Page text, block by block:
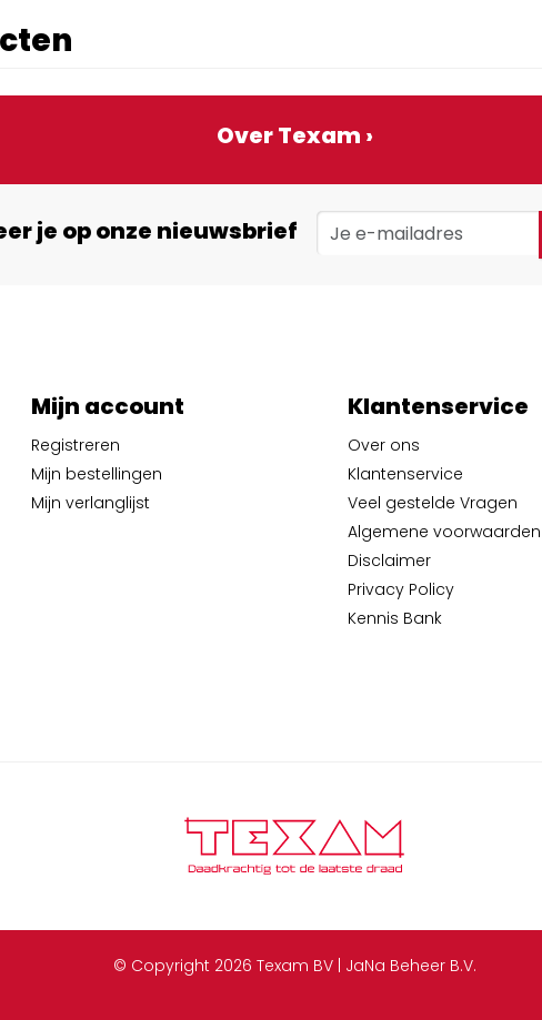
Over Texam ›
je op onze nieuwsbrief
Mijn account
Registreren
Mijn bestellingen
Mijn verlanglijst
Klantenservice
Over ons
Klantenservice
Veel gestelde Vragen
Algemene voorwaarden
Disclaimer
Privacy Policy
Kennis Bank
© Copyright 2026 Texam BV | JaNa Beheer B.V.